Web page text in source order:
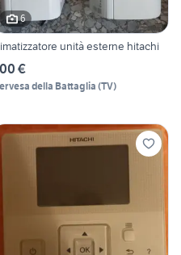
6
unità esterne hitachi
€
della Battaglia (TV)